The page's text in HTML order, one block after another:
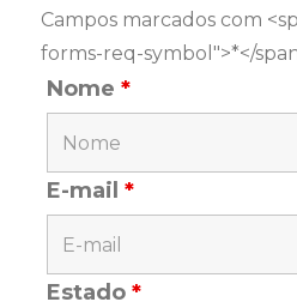
Campos marcados com
forms-req-symbol">*</
Nome*
E-mail*
Estado*